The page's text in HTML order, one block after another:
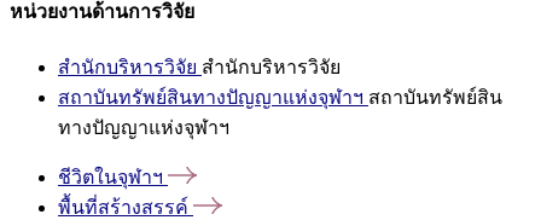
หน่วยงานด้านการวิจัย
สำนักบริหารวิจัย สำนักบริหารวิจัย
สถาบันทรัพย์สินทางปัญญาแห่งจุฬาฯ สถาบันทรัพย์สิน
ทางปัญญาแห่งจุฬาฯ
ชีวิตในจุฬาฯ
พื้นที่สร้างสรรค์